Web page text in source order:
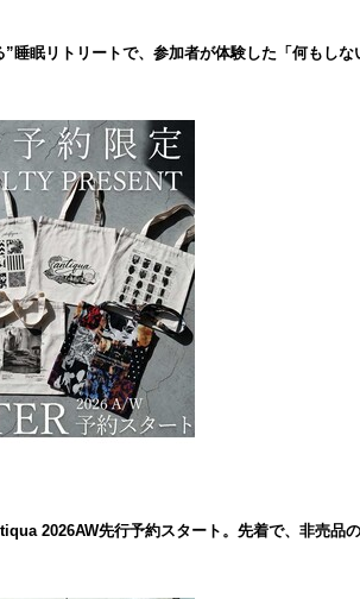
睡眠リトリートで、参加者が体験した「何もしな
2026AW先行予約スタート。先着で、非売品